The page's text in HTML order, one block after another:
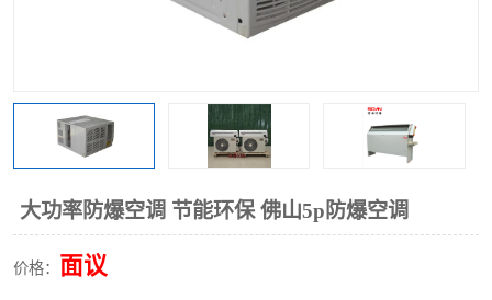
大功率防爆空调 节能环保 佛山5p防爆空调
价格： 面议